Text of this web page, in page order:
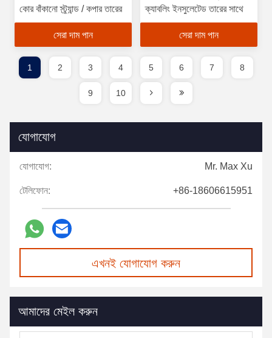
কোর বাঁকানো স্ট্র্যান্ড / কপার তারের
সেরা দাম পান
ক্যাবলিং ইনসুলেটেড তারের সাথে
সেরা দাম পান
1 2 3 4 5 6 7 8
9 10
যোগাযোগ
যোগাযোগ: Mr. Max Xu
টেলিফোন: +86-18606615951
এখনই যোগাযোগ করুন
আমাদের মেইল করুন